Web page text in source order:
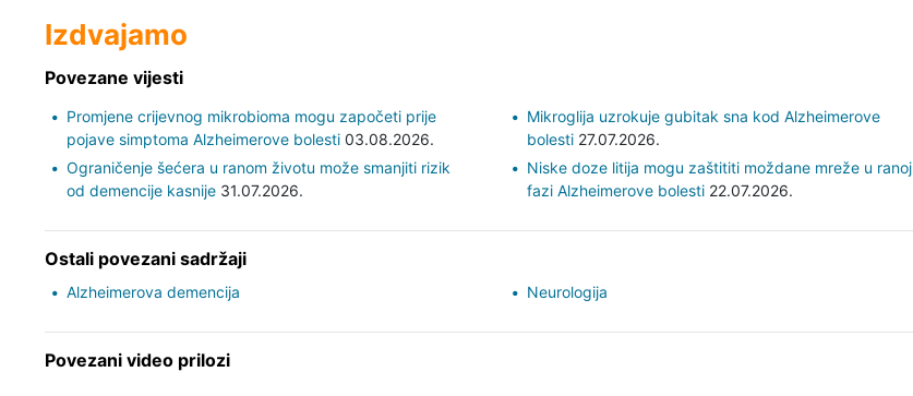
Izdvajamo
Povezane vijesti
Promjene crijevnog mikrobioma mogu započeti prije
pojave simptoma Alzheimerove bolesti03.08.2026.
Ograničenje šećera u ranom životu može smanjiti rizik
od demencije kasnije31.07.2026.
Mikroglija uzrokuje gubitak sna kod Alzheimerove
bolesti 27.07.2026.
Niske doze litija mogu zaštititi moždane mreže u ranoj
fazi Alzheimerove bolesti 22.07.2026.
Ostali povezani sadržaji
Alzheimerova demencija Neurologija
Povezani video prilozi